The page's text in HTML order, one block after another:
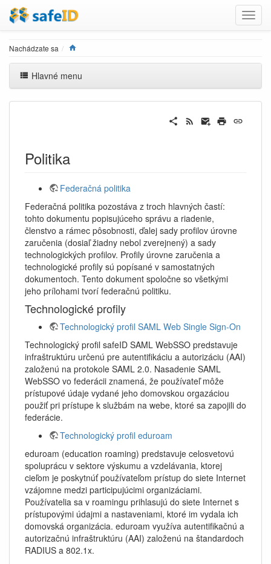
Nachádzate sa
Hlavné menu
Politika
Federačná politika
Federačná politika pozostáva z troch hlavných častí:
tohto dokumentu popisujúceho správu a riadenie,
členstvo a rámec pôsobnosti, ďalej sady profilov úrovne
zaručenia (dosiaľ žiadny nebol zverejnený) a sady
technologických profilov. Profily úrovne zaručenia a
technologické profily sú popísané v samostatných
dokumentoch. Tento dokument spoločne so všetkými
jeho prílohami tvorí federačnú politiku.
Technologické profily
Technologický profil SAML Web Single Sign-On
Technologický profil safeID SAML WebSSO predstavuje
infraštruktúru určenú pre autentifikáciu a autorizáciu (AAI)
založenú na protokole SAML 2.0. Nasadenie SAML
WebSSO vo federácii znamená, že používateľ môže
prístupové údaje vydané jeho domovskou orgazáciou
použiť pri prístupe k službám na webe, ktoré sa zapojili do
federácie.
Technologický profil eduroam
eduroam (education roaming) predstavuje celosvetovú
spoluprácu v sektore výskumu a vzdelávania, ktorej
cieľom je poskytnúť používateľom prístup do siete Internet
vzájomne medzi participujúcimi organizáciami.
Používatelia sa v roamingu prihlasujú do siete Internet s
prístupovými údajmi a nastaveniami, ktoré im vydala ich
domovská organizácia. eduroam využíva autentifikačnú a
autorizačnú infraštruktúru (AAI) založenú na štandardoch
RADIUS a 802.1x.